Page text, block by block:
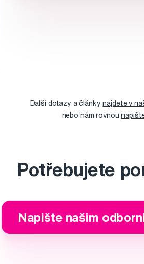
Další dotazy a článkynajdete v
nebo nám rovnou
Potřebujete
Napište našim